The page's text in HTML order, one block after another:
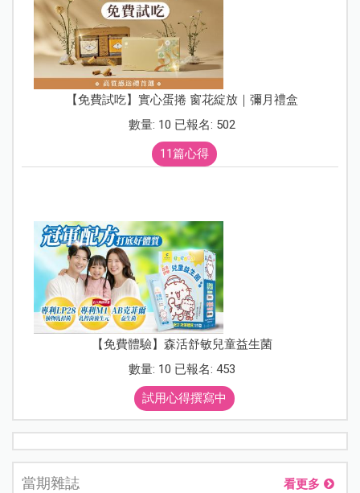
【免費試吃】實心蛋捲 窗花綻放｜彌月禮盒
數量: 10 已報名: 502
11篇心得
【免費體驗】森活舒敏兒童益生菌
數量: 10 已報名: 453
試用心得撰寫中
當期雜誌 看更多